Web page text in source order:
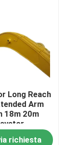
Long Reach
Arm
18m 20m
richiesta